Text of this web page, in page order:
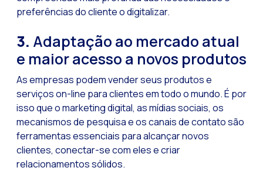
Fluxos do
Mobilidade
O novo ponto de
Expandindo os
preferências do cliente o digitalizar.
3. Adaptação ao mercado atual
e maior acesso a novos produtos
As empresas podem vender seus produtos e
serviços on-line para clientes em todo o mundo. É por
isso que o marketing digital, as mídias sociais, os
mecanismos de pesquisa e os canais de contato são
ferramentas essenciais para alcançar novos
clientes, conectar-se com eles e criar
relacionamentos sólidos.